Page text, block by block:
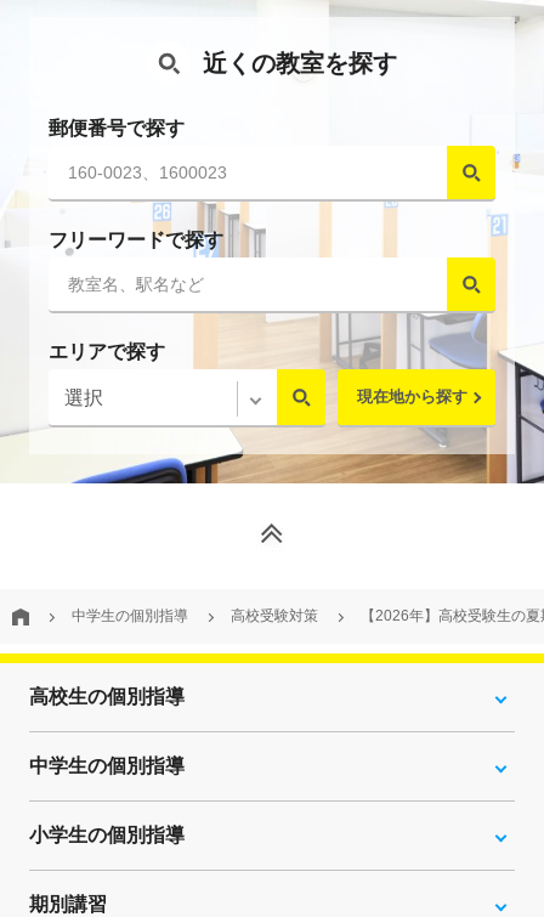
近くの教室を探す
郵便番号で探す
フリーワードで探す
エリアで探す
現在地から探す
中学生の個別指導 高校受験対策 【2026年】高校受験生の
高校生の個別指導
中学生の個別指導
小学生の個別指導
期別講習